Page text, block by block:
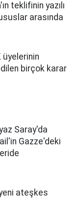
teklifinin yazılı
arasında
üyelerinin
birçok karar
Saray'da
Gazze'deki
ateşkes